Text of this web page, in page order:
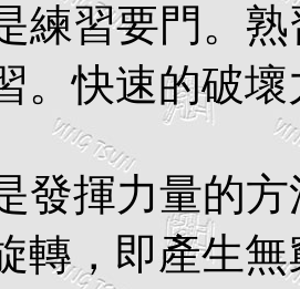
練習要門。
。快速的破
發揮力量的
轉，即產生